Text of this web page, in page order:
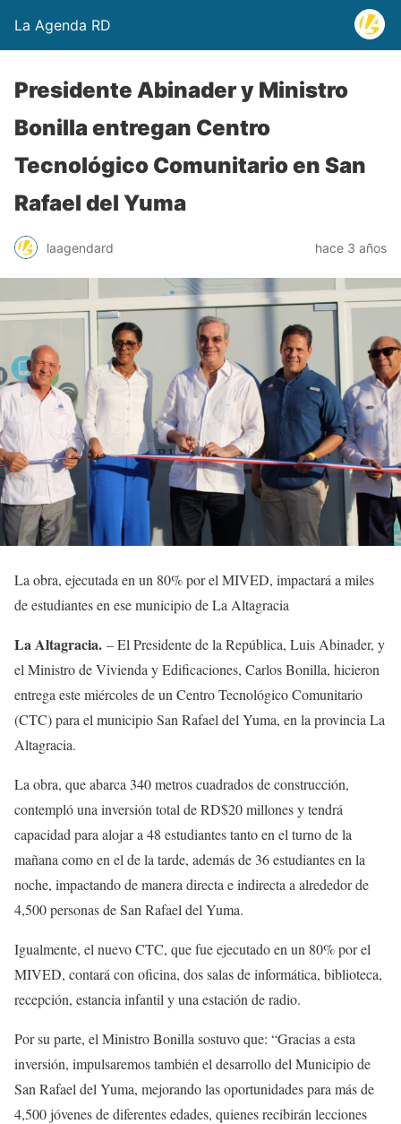
La Agenda RD
Presidente Abinader y Ministro
Bonilla entregan Centro
Tecnológico Comunitario en San
Rafael del Yuma
laagendard hace 3 años
La obra, ejecutada en un 80% por el MIVED, impactará a miles
de estudiantes en ese municipio de La Altagracia
La Altagracia. – El Presidente de la República, Luis Abinader, y
el Ministro de Vivienda y Edificaciones, Carlos Bonilla, hicieron
entrega este miércoles de un Centro Tecnológico Comunitario
(CTC) para el municipio San Rafael del Yuma, en la provincia La
Altagracia.
La obra, que abarca 340 metros cuadrados de construcción,
contempló una inversión total de RD$20 millones y tendrá
capacidad para alojar a 48 estudiantes tanto en el turno de la
mañana como en el de la tarde, además de 36 estudiantes en la
noche, impactando de manera directa e indirecta a alrededor de
4,500 personas de San Rafael del Yuma.
Igualmente, el nuevo CTC, que fue ejecutado en un 80% por el
MIVED, contará con oficina, dos salas de informática, biblioteca,
recepción, estancia infantil y una estación de radio.
Por su parte, el Ministro Bonilla sostuvo que: “Gracias a esta
inversión, impulsaremos también el desarrollo del Municipio de
San Rafael del Yuma, mejorando las oportunidades para más de
4,500 jóvenes de diferentes edades, quienes recibirán lecciones